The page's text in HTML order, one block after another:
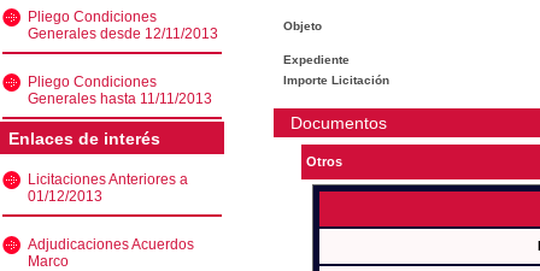
Pliego Condiciones
Generales desde 12/11/2013
Pliego Condiciones
Generales hasta 11/11/2013
Enlaces de interés
Licitaciones Anteriores a
01/12/2013
Adjudicaciones Acuerdos
Marco
Objeto
Expediente
Importe Licitación
Documentos
Otros